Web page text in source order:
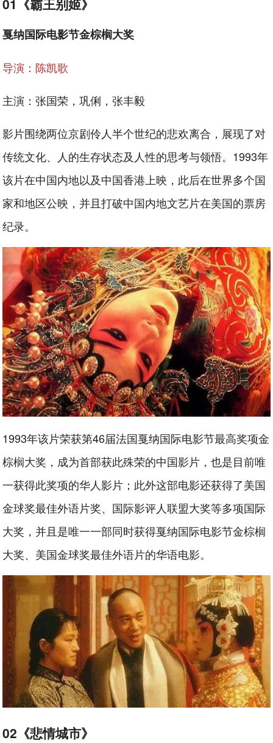
01《霸王别姬》
戛纳国际电影节金棕榈大奖
导演：陈凯歌
主演：张国荣，巩俐，张丰毅
影片围绕两位京剧伶人半个世纪的悲欢离合，展现了对
传统文化、人的生存状态及人性的思考与领悟。1993年
该片在中国内地以及中国香港上映，此后在世界多个国
家和地区公映，并且打破中国内地文艺片在美国的票房
纪录。
1993年该片荣获第46届法国戛纳国际电影节最高奖项金
棕榈大奖，成为首部获此殊荣的中国影片，也是目前唯
一获得此奖项的华人影片；此外这部电影还获得了美国
金球奖最佳外语片奖、国际影评人联盟大奖等多项国际
大奖，并且是唯一一部同时获得戛纳国际电影节金棕榈
大奖、美国金球奖最佳外语片的华语电影。
02《悲情城市》